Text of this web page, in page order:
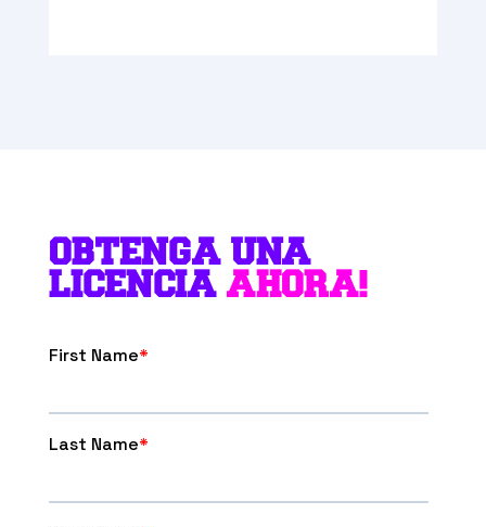
OBTENGA UNA
LICENCIA AHORA!